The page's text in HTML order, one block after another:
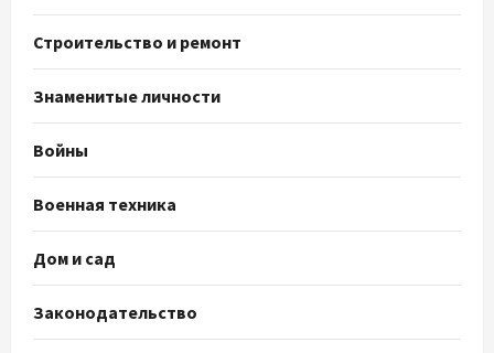
Строительство и ремонт
Знаменитые личности
Войны
Военная техника
Дом и сад
Законодательство